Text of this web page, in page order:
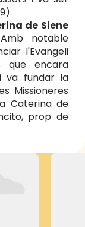
de Siene
notable
l'Evangeli
que encara
va fundar la
Missioneres
Caterina de
prop de